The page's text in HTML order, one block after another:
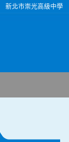
新北市崇光高級中學